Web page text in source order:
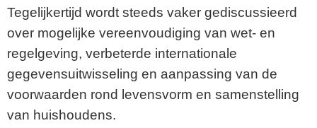
Tegelijkertijd wordt steeds vaker gediscussieerd
over mogelijke vereenvoudiging van wet- en
regelgeving, verbeterde internationale
gegevensuitwisseling en aanpassing van de
voorwaarden rond levensvorm en samenstelling
van huishoudens.